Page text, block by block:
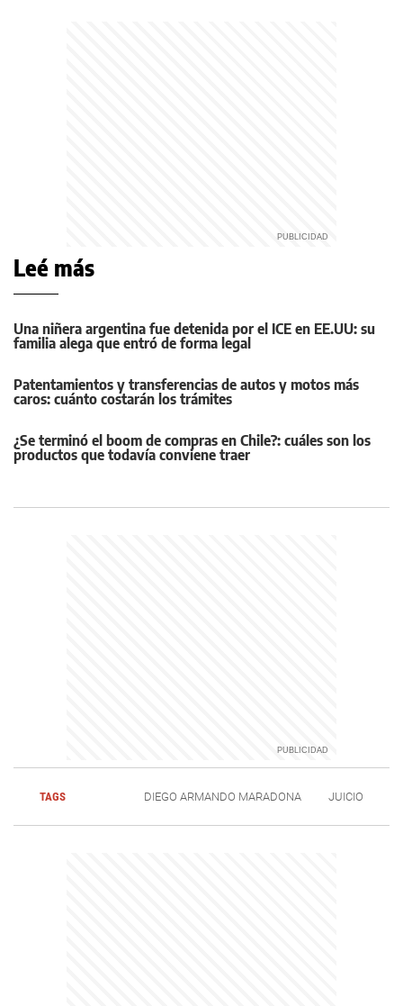
Leé más
Una niñera argentina fue detenida por el ICE en EE.UU: su
familia alega que entró de forma legal
Patentamientos y transferencias de autos y motos más
caros: cuánto costarán los trámites
¿Se terminó el boom de compras en Chile?: cuáles son los
productos que todavía conviene traer
TAGS DIEGO ARMANDO MARADONA JUICIO